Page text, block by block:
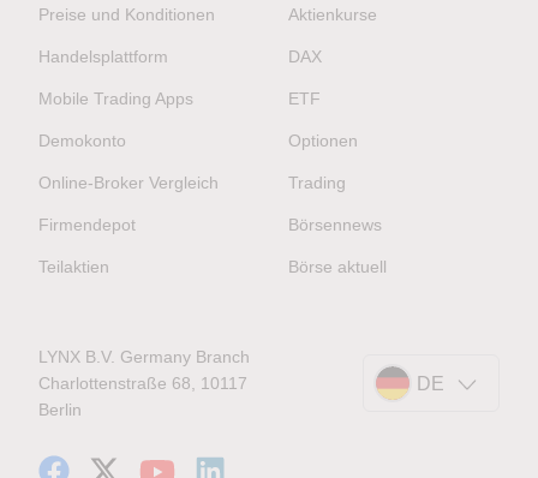
Preise und Konditionen
Handelsplattform
Mobile Trading Apps
Demokonto
Online-Broker Vergleich
Firmendepot
Teilaktien
Aktienkurse
DAX
ETF
Optionen
Trading
Börsennews
Börse aktuell
LYNX B.V. Germany Branch
Charlottenstraße 68, 10117
Berlin
DE